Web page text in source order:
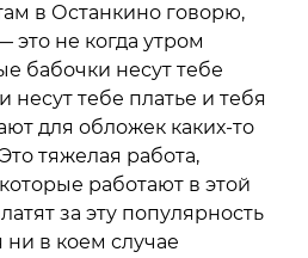
в Останкино говорю,
это не когда утром
бабочки несут тебе
тебе платье и тебя
для обложек каких-то
тяжелая работа,
работают в этой
за эту популярность
в коем случае